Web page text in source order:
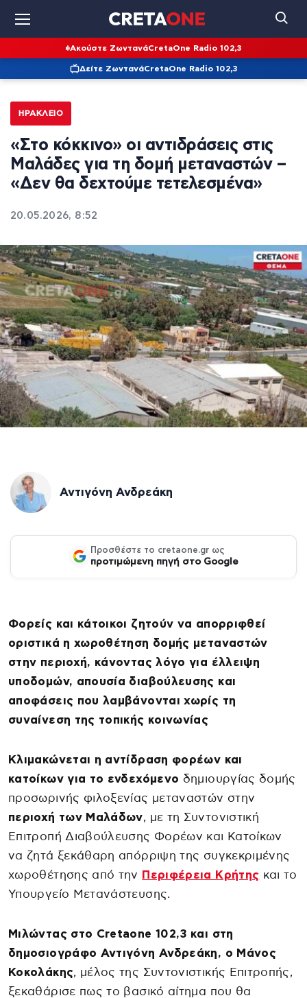
Ακούστε ΖωντανάCretaOne Radio 102,3
Δείτε ΖωντανάCretaOne Radio 102,3
ΗΡΆΚΛΕΙΟ
«Στο κόκκινο» οι αντιδράσεις στις
Μαλάδες για τη δομή μεταναστών –
«Δεν θα δεχτούμε τετελεσμένα»
20.05.2026, 8:52
Αντιγόνη Ανδρεάκη
Προσθέστε το cretaone.gr ως
προτιμώμενη πηγή στο Google
Φορείς και κάτοικοι ζητούν να απορριφθεί
οριστικά η χωροθέτηση δομής μεταναστών
στην περιοχή, κάνοντας λόγο για έλλειψη
υποδομών, απουσία διαβούλευσης και
αποφάσεις που λαμβάνονται χωρίς τη
συναίνεση της τοπικής κοινωνίας
Κλιμακώνεται η αντίδραση φορέων και
κατοίκων για το ενδεχόμενο δημιουργίας δομής
προσωρινής φιλοξενίας μεταναστών στην
περιοχή των Μαλάδων, με τη Συντονιστική
Επιτροπή Διαβούλευσης Φορέων και Κατοίκων
να ζητά ξεκάθαρη απόρριψη της συγκεκριμένης
χωροθέτησης από την Περιφέρεια Κρήτης και το
Υπουργείο Μετανάστευσης.
Μιλώντας στο Cretaone 102,3 και στη
δημοσιογράφο Αντιγόνη Ανδρεάκη, ο Μάνος
Κοκολάκης, μέλος της Συντονιστικής Επιτροπής,
ξεκαθάρισε πως το βασικό αίτημα που θα